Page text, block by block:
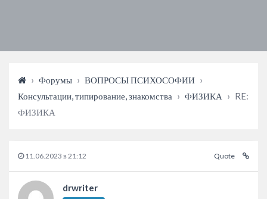
› Форумы › ВОПРОСЫ ПСИХОСОФИИ ›
Консультации, типирование, знакомства › ФИЗИКА › RE:
ФИЗИКА
11.06.2023 в 21:12 Quote
drwriter